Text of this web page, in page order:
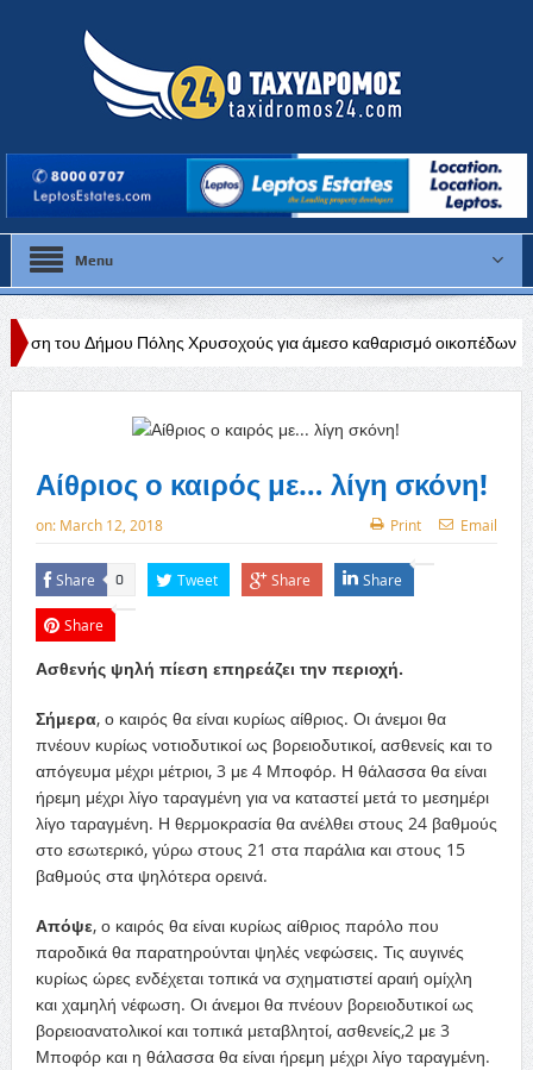
Menu
Χρυσοχούς για άμεσο καθαρισμό οικοπέδων και περιμετρικών
Αίθριος ο καιρός με… λίγη σκόνη!
on: March 12, 2018 Print Email
Share 0 Tweet Share Share
Share
Ασθενής ψηλή πίεση επηρεάζει την περιοχή.
Σήμερα, ο καιρός θα είναι κυρίως αίθριος. Οι άνεμοι θα
πνέουν κυρίως νοτιοδυτικοί ως βορειοδυτικοί, ασθενείς και το
απόγευμα μέχρι μέτριοι, 3 με 4 Μποφόρ. Η θάλασσα θα είναι
ήρεμη μέχρι λίγο ταραγμένη για να καταστεί μετά το μεσημέρι
λίγο ταραγμένη. Η θερμοκρασία θα ανέλθει στους 24 βαθμούς
στο εσωτερικό, γύρω στους 21 στα παράλια και στους 15
βαθμούς στα ψηλότερα ορεινά.
Απόψε, ο καιρός θα είναι κυρίως αίθριος παρόλο που
παροδικά θα παρατηρούνται ψηλές νεφώσεις. Τις αυγινές
κυρίως ώρες ενδέχεται τοπικά να σχηματιστεί αραιή ομίχλη
και χαμηλή νέφωση. Οι άνεμοι θα πνέουν βορειοδυτικοί ως
βορειοανατολικοί και τοπικά μεταβλητοί, ασθενείς,2 με 3
Μποφόρ και η θάλασσα θα είναι ήρεμη μέχρι λίγο ταραγμένη.